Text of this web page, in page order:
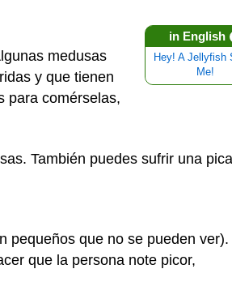
in English
Hey! A Jellyfish
Me!
medusas
y que tienen
para comérselas,
También puedes sufrir una
pequeños que no se pueden ver).
que la persona note picor,